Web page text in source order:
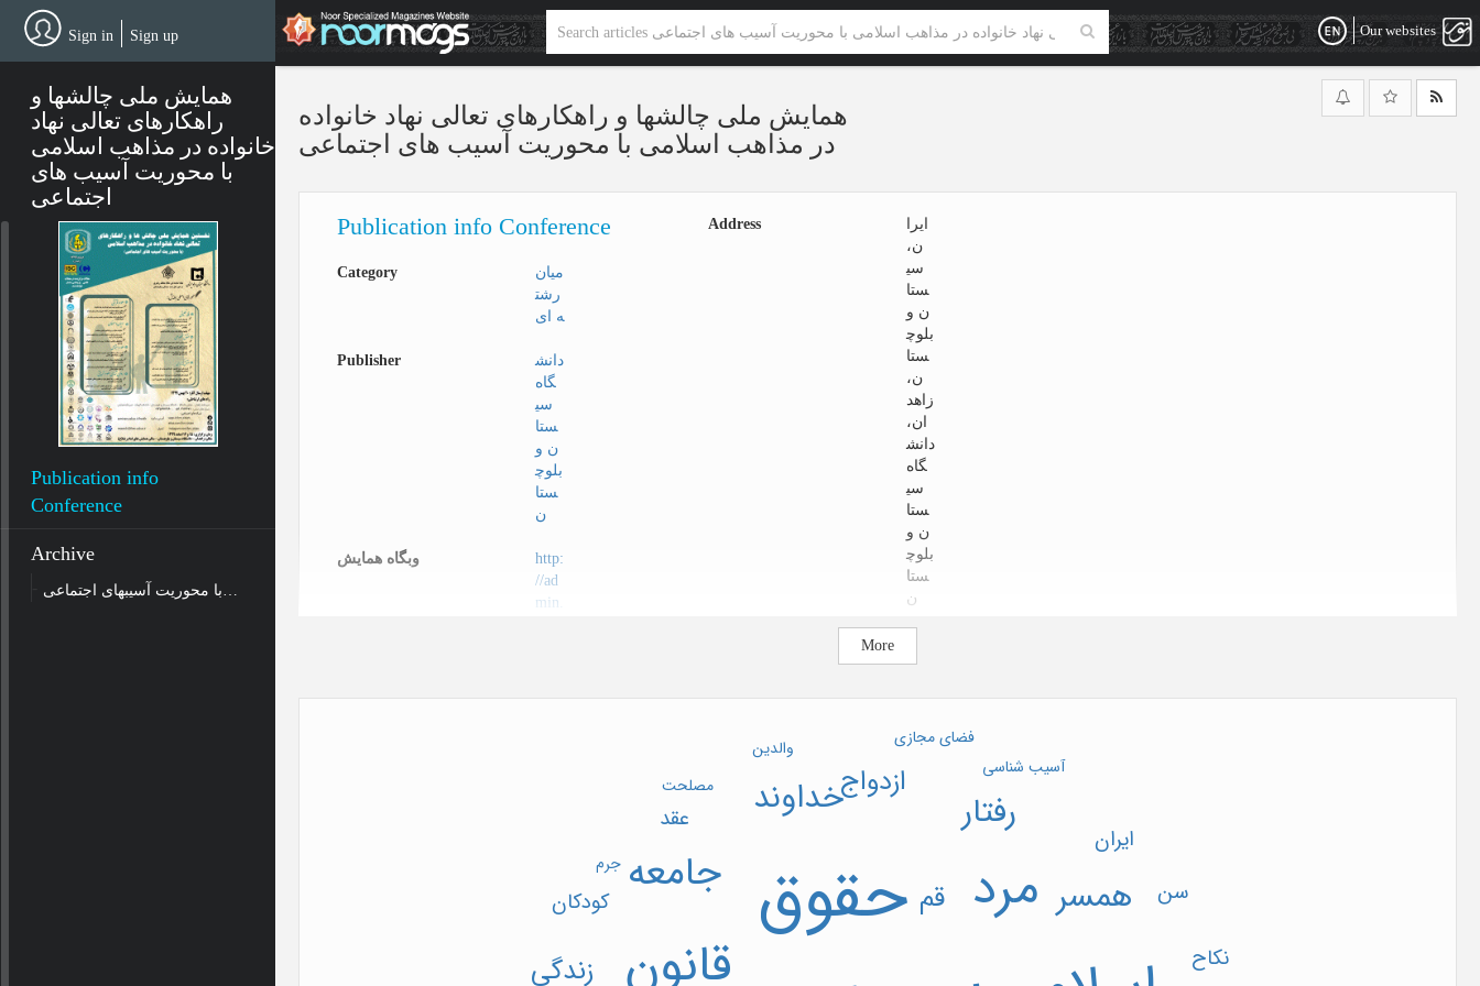
Our websites
Sign in Sign up
همایش ملی چالشها و
راهکارهای تعالی نهاد
خانواده در مذاهب اسلامی
با محوریت آسیب های
اجتماعی
Publication info
Conference
Archive
مجموعه مقالات نخستین همایش ملی چالشها و راهکارهای تعالی نهاد خانواده در مذاهب اسلامی با محوریت آسیبهای اجتماعی
همایش ملی چالشها و راهکارهای تعالی نهاد خانواده
در مذاهب اسلامی با محوریت آسیب های اجتماعی
Publication info Conference
Category
میان
رشت
ه ای
Publisher
دانش
گاه
سی
ستا
ن و
بلوچ
ستا
ن
وبگاه همایش
http:
//ad
min.
Address
ایرا
ن،
سی
ستا
ن و
بلوچ
ستا
ن،
زاهد
ان،
دانش
گاه
سی
ستا
ن و
بلوچ
ستا
ن
4/04
More
حقوق
قانون
مرد جامعه همسر
خداوند رفتار
ازدواج
زندگی
قم
عقد
ایران
کودکان
سن
نکاح
آسیب شناسی
مصلحت
فضای مجازی والدین
جرم